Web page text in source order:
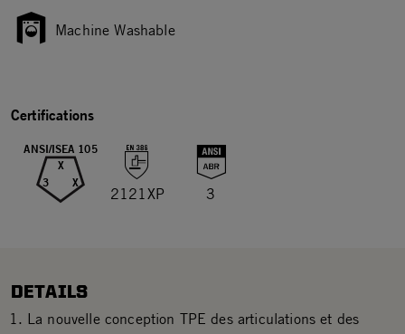
Machine Washable
Certifications
ANSI/ISEA 105
X
3 X
2121XP 3
DETAILS
La nouvelle conception TPE des articulations et des